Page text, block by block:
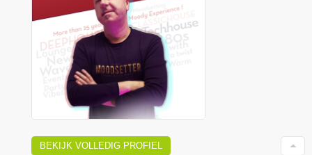
BEKIJK VOLLEDIG PROFIEL